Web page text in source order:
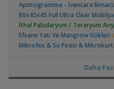
Akvaryum Daki Beyaz İnce
Yeni Üye Forumu
Aquasphere Tr Youtube
Akvaryum Dünyasından Haberler
Vahşi Beta Ve Labirentli
Elma Salyangozu
Güncel
Apistogramma - İvancara
60x45x45 Full Ultra Clear
İthal Paludaryum / Teraryum
Efsane Yati Ve Mangrow Kökleri
Mikrofex & Su Piresi & Mikrokurt
L144 Longfin/düz/lda16 Vatozlar
Mikrofex-grindal-mikrokurt-
Daha